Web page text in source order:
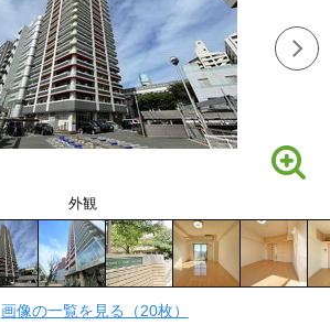
外観
画像の一覧を見る（20枚）